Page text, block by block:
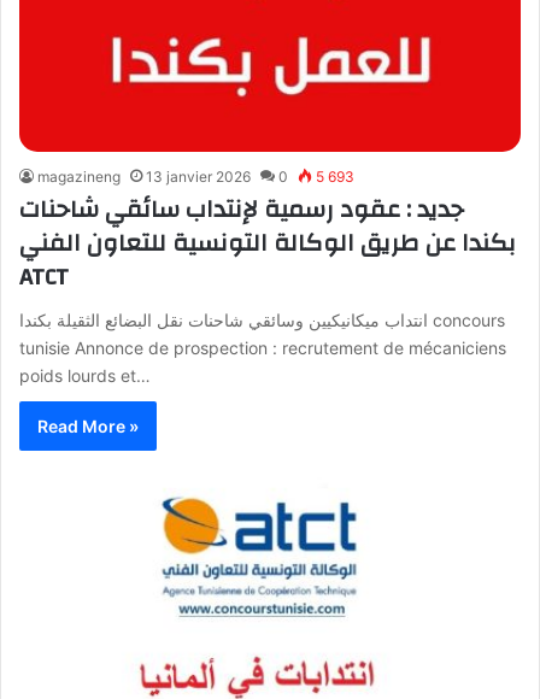
magazineng 13 janvier 2026 0 5 693
جديد : عقود رسمية لإنتداب سائقي شاحنات
بكندا عن طريق الوكالة التونسية للتعاون الفني
ATCT
انتداب ميكانيكيين وسائقي شاحنات نقل البضائع الثقيلة بكندا concours
tunisie Annonce de prospection : recrutement de mécaniciens
poids lourds et…
Read More »